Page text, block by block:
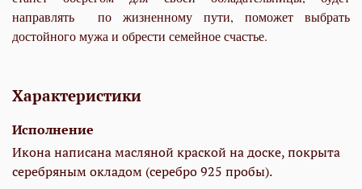
направлять по жизненному пути, поможет выбрать
достойного мужа и обрести семейное счастье.
Характеристики
Исполнение
Икона написана масляной краской на доске, покрыта
серебряным окладом (серебро 925 пробы).